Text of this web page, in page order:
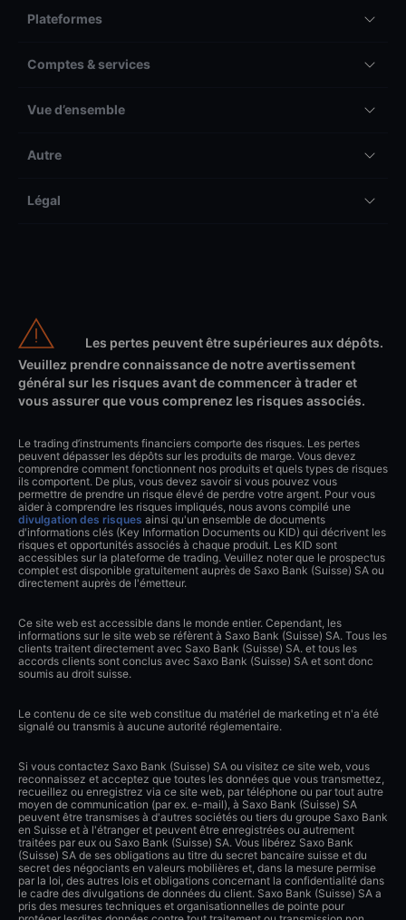
Plateformes
Comptes & services
Vue d’ensemble
Autre
Légal
Les pertes peuvent être supérieures aux dépôts.
Veuillez prendre connaissance de notre avertissement
général sur les risques avant de commencer à trader et
vous assurer que vous comprenez les risques associés.
Le trading d’instruments financiers comporte des risques. Les pertes
peuvent dépasser les dépôts sur les produits de marge. Vous devez
comprendre comment fonctionnent nos produits et quels types de risques
ils comportent. De plus, vous devez savoir si vous pouvez vous
permettre de prendre un risque élevé de perdre votre argent. Pour vous
aider à comprendre les risques impliqués, nous avons compilé une
divulgation des risques ainsi qu'un ensemble de documents
d'informations clés (Key Information Documents ou KID) qui décrivent les
risques et opportunités associés à chaque produit. Les KID sont
accessibles sur la plateforme de trading. Veuillez noter que le prospectus
complet est disponible gratuitement auprès de Saxo Bank (Suisse) SA ou
directement auprès de l'émetteur.
Ce site web est accessible dans le monde entier. Cependant, les
informations sur le site web se réfèrent à Saxo Bank (Suisse) SA. Tous les
clients traitent directement avec Saxo Bank (Suisse) SA. et tous les
accords clients sont conclus avec Saxo Bank (Suisse) SA et sont donc
soumis au droit suisse.
Le contenu de ce site web constitue du matériel de marketing et n'a été
signalé ou transmis à aucune autorité réglementaire.
Si vous contactez Saxo Bank (Suisse) SA ou visitez ce site web, vous
reconnaissez et acceptez que toutes les données que vous transmettez,
recueillez ou enregistrez via ce site web, par téléphone ou par tout autre
moyen de communication (par ex. e-mail), à Saxo Bank (Suisse) SA
peuvent être transmises à d'autres sociétés ou tiers du groupe Saxo Bank
en Suisse et à l'étranger et peuvent être enregistrées ou autrement
traitées par eux ou Saxo Bank (Suisse) SA. Vous libérez Saxo Bank
(Suisse) SA de ses obligations au titre du secret bancaire suisse et du
secret des négociants en valeurs mobilières et, dans la mesure permise
par la loi, des autres lois et obligations concernant la confidentialité dans
le cadre des divulgations de données du client. Saxo Bank (Suisse) SA a
pris des mesures techniques et organisationnelles de pointe pour